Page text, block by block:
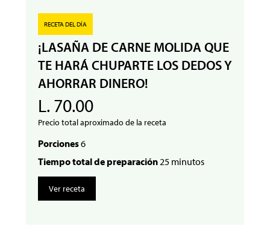
RECETA DEL DÍA
¡LASAÑA DE CARNE MOLIDA QUE
TE HARÁ CHUPARTE LOS DEDOS Y
AHORRAR DINERO!
L. 70.00
Precio total aproximado de la receta
Porciones6
Tiempo total de preparación25 minutos
Ver receta